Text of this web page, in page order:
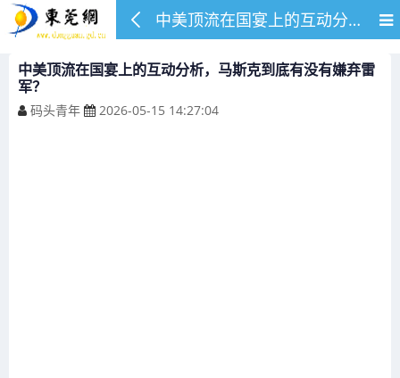
中美顶流在国宴上的互动分析，马斯克到底有没有嫌弃雷军？
中美顶流在国宴上的互动分析，马斯克到底有没有嫌弃雷
军？
码头青年 2026-05-15 14:27:04